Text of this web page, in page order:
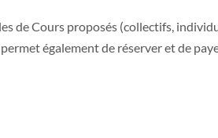
de Cours proposés (collectifs,
également de réserver et de